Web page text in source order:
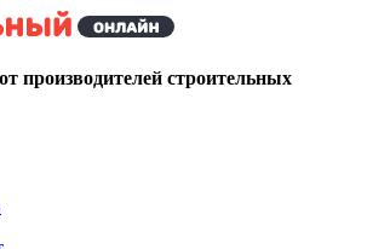
производителей строительных